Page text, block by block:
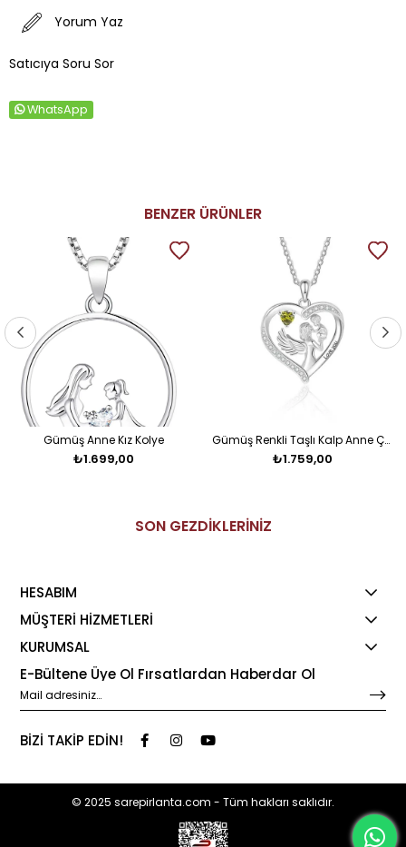
Yorum Yaz
Satıcıya Soru Sor
WhatsApp
BENZER ÜRÜNLER
Gümüş Anne Kız Kolye
₺1.699,00
Gümüş Renkli Taşlı Kalp Anne Çocuk Kolye
₺1.759,00
SON GEZDİKLERİNİZ
HESABIM
MÜŞTERİ HİZMETLERİ
KURUMSAL
E-Bültene Üye Ol Fırsatlardan Haberdar Ol
BİZİ TAKİP EDİN!
© 2025 sarepirlanta.com - Tüm hakları saklıdır.